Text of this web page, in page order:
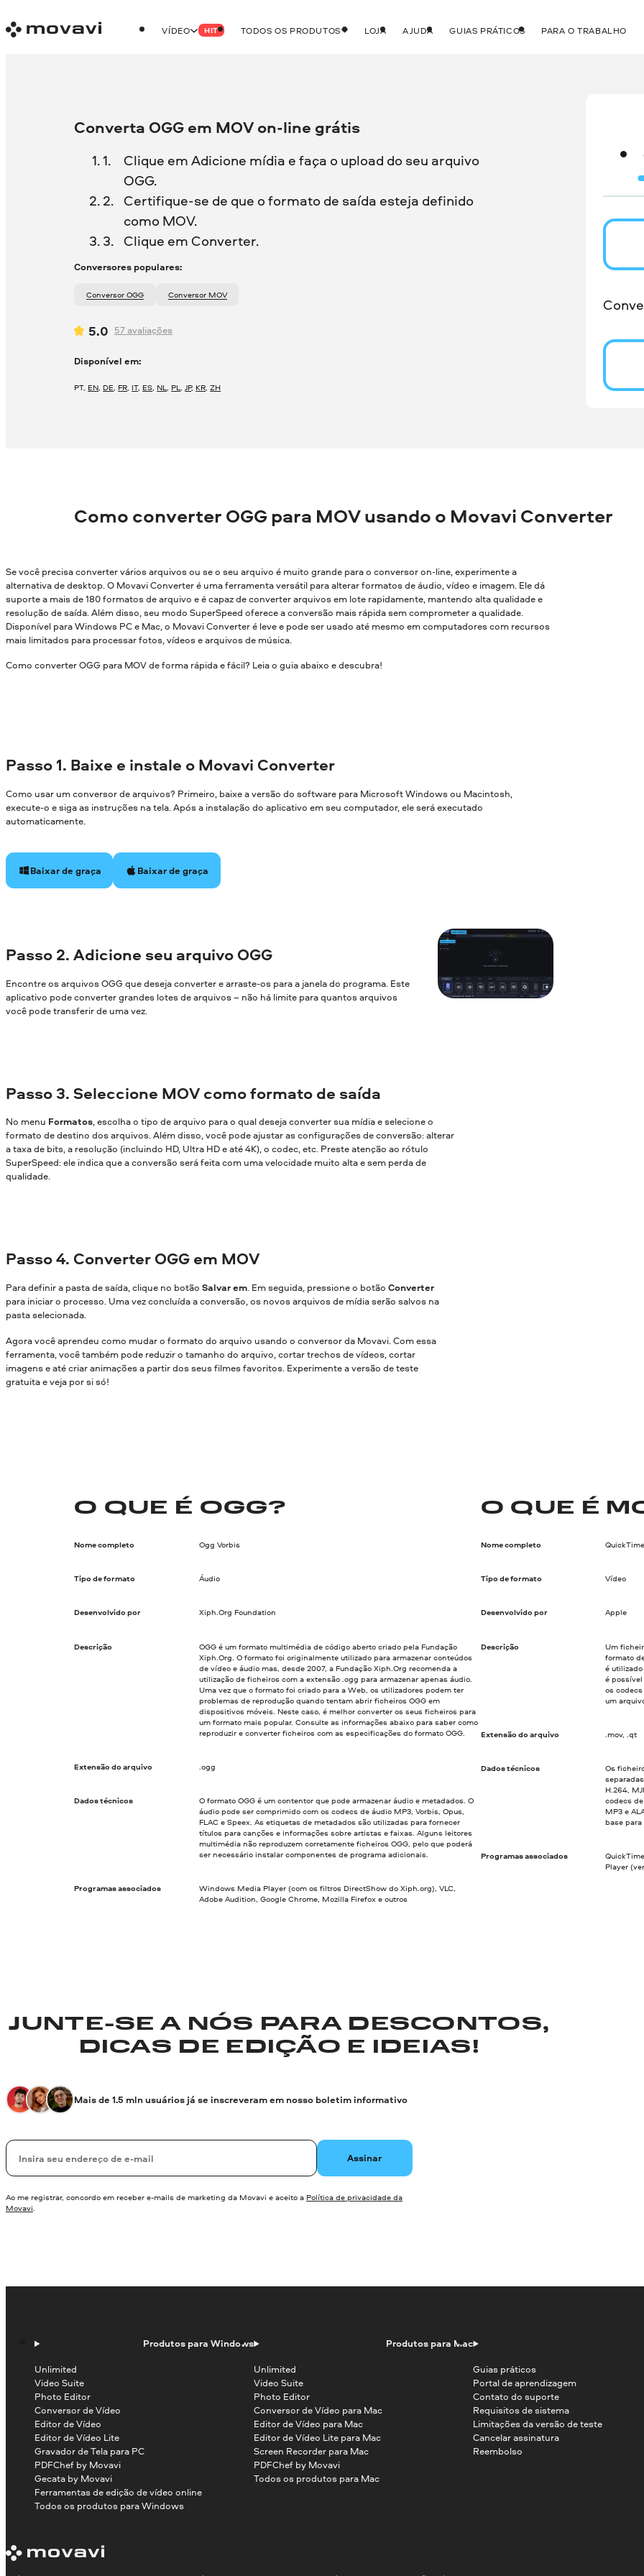
VÍDEO HIT TODOS OS PRODUTOS LOJA AJUDA GUIAS PRÁTICOS PARA O TRABALHO
Converta OGG em MOV on-line grátis
Clique em Adicione mídia e faça o upload do seu arquivo
OGG.
Certifique-se de que o formato de saída esteja definido
como MOV.
Clique em Converter.
Conversores populares:
Conversor OGG Conversor MOV
5.0 57 avaliações
Disponível em:
PT, EN, DE, FR, IT, ES, NL, PL,JP, KR,ZH
Como converter OGG para MOV usando o Movavi Converter
Se você precisa converter vários arquivos ou se o seu arquivo é muito grande para o conversor on-line, experimente a
alternativa de desktop. O Movavi Converter é uma ferramenta versátil para alterar formatos de áudio, vídeo e imagem. Ele dá
suporte a mais de 180 formatos de arquivo e é capaz de converter arquivos em lote rapidamente, mantendo alta qualidade e
resolução de saída. Além disso, seu modo SuperSpeed oferece a conversão mais rápida sem comprometer a qualidade.
Disponível para Windows PC e Mac, o Movavi Converter é leve e pode ser usado até mesmo em computadores com recursos
mais limitados para processar fotos, vídeos e arquivos de música.
Como converter OGG para MOV de forma rápida e fácil? Leia o guia abaixo e descubra!
Passo 1. Baixe e instale o Movavi Converter
Como usar um conversor de arquivos? Primeiro, baixe a versão do software para Microsoft Windows ou Macintosh,
execute-o e siga as instruções na tela. Após a instalação do aplicativo em seu computador, ele será executado
automaticamente.
Baixar de graça Baixar de graça
Passo 2. Adicione seu arquivo OGG
Encontre os arquivos OGG que deseja converter e arraste-os para a janela do programa. Este
aplicativo pode converter grandes lotes de arquivos – não há limite para quantos arquivos
você pode transferir de uma vez.
Passo 3. Seleccione MOV como formato de saída
No menu Formatos, escolha o tipo de arquivo para o qual deseja converter sua mídia e selecione o
formato de destino dos arquivos. Além disso, você pode ajustar as configurações de conversão: alterar
a taxa de bits, a resolução (incluindo HD, Ultra HD e até 4K), o codec, etc. Preste atenção ao rótulo
SuperSpeed: ele indica que a conversão será feita com uma velocidade muito alta e sem perda de
qualidade.
Passo 4. Converter OGG em MOV
Para definir a pasta de saída, clique no botão Salvar em. Em seguida, pressione o botão Converter
para iniciar o processo. Uma vez concluída a conversão, os novos arquivos de mídia serão salvos na
pasta selecionada.
Agora você aprendeu como mudar o formato do arquivo usando o conversor da Movavi. Com essa
ferramenta, você também pode reduzir o tamanho do arquivo, cortar trechos de vídeos, cortar
imagens e até criar animações a partir dos seus filmes favoritos. Experimente a versão de teste
gratuita e veja por si só!
O QUE É OGG?
Nome completo Ogg Vorbis
Tipo de formato Áudio
Desenvolvido por Xiph.Org Foundation
Descrição
OGG é um formato multimédia de código aberto criado pela Fundação
Xiph.Org. O formato foi originalmente utilizado para armazenar conteúdos
de vídeo e áudio mas, desde 2007, a Fundação Xiph.Org recomenda a
utilização de ficheiros com a extensão .ogg para armazenar apenas áudio.
Uma vez que o formato foi criado para a Web, os utilizadores podem ter
problemas de reprodução quando tentam abrir ficheiros OGG em
dispositivos móveis. Neste caso, é melhor converter os seus ficheiros para
um formato mais popular. Consulte as informações abaixo para saber como
reproduzir e converter ficheiros com as especificações do formato OGG.
Extensão do arquivo .ogg
Dados técnicos
O formato OGG é um contentor que pode armazenar áudio e metadados. O
áudio pode ser comprimido com os codecs de áudio MP3, Vorbis, Opus,
FLAC e Speex. As etiquetas de metadados são utilizadas para fornecer
títulos para canções e informações sobre artistas e faixas. Alguns leitores
multimédia não reproduzem corretamente ficheiros OGG, pelo que poderá
ser necessário instalar componentes de programa adicionais.
Programas associados
Windows Media Player (com os filtros DirectShow do Xiph.org), VLC,
Adobe Audition, Google Chrome, Mozilla Firefox e outros
O QUE É
Nome completo
Tipo de formato Vídeo
Desenvolvido por Apple
Descrição
Um
formato
é
é
os
um
Extensão do arquivo .mov, .qt
Dados técnicos
Os
H.264,
codecs
MP3 e
base para
Programas associados
Player
JUNTE-SE A NÓS PARA DESCONTOS,
DICAS DE EDIÇÃO E IDEIAS!
Mais de 1.5 mln usuários já se inscreveram em nosso boletim informativo
Seu e-mail Assinar
Ao me registrar, concordo em receber e-mails de marketing da Movavi e aceito a Política de privacidade da
Movavi.
Produtos para Windows
Unlimited
Video Suite
Photo Editor
Conversor de Vídeo
Editor de Vídeo
Editor de Vídeo Lite
Gravador de Tela para PC
PDFChef by Movavi
Gecata by Movavi
Ferramentas de edição de vídeo online
Todos os produtos para Windows
Produtos para Mac
Unlimited
Video Suite
Photo Editor
Conversor de Vídeo para Mac
Editor de Vídeo para Mac
Editor de Vídeo Lite para Mac
Screen Recorder para Mac
PDFChef by Movavi
Todos os produtos para Mac
Guias práticos
Portal de aprendizagem
Contato do suporte
Requisitos de sistema
Limitações da versão de teste
Cancelar assinatura
Reembolso